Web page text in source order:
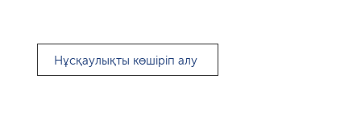
Нұсқаулықты көшіріп алу